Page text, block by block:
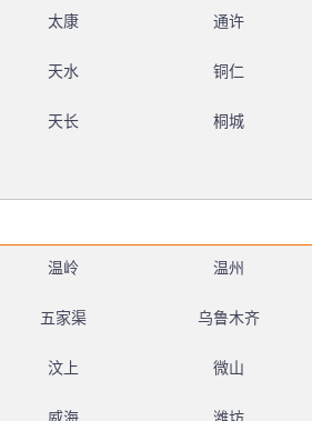
太康 通许
天水 铜仁
天长 桐城
温岭 温州
五家渠 乌鲁木齐
汶上 微山